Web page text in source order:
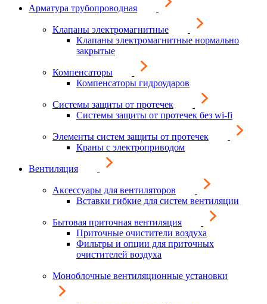
Арматура трубопроводная
Клапаны электромагнитные
Клапаны электромагнитные нормально
закрытые
Компенсаторы
Компенсаторы гидроударов
Системы защиты от протечек
Системы защиты от протечек без wi-fi
Элементы систем защиты от протечек
Краны с электроприводом
Вентиляция
Аксессуары для вентиляторов
Вставки гибкие для систем вентиляции
Бытовая приточная вентиляция
Приточные очистители воздуха
Фильтры и опции для приточных
очистителей воздуха
Моноблочные вентиляционные установки